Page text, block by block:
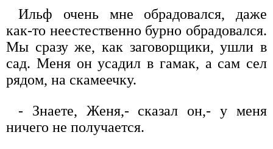
Ильф очень мне обрадовался, даже
как-то неестественно бурно обрадовался.
Мы сразу же, как заговорщики, ушли в
сад. Меня он усадил в гамак, а сам сел
рядом, на скамеечку.
- Знаете, Женя,- сказал он,- у меня
ничего не получается.